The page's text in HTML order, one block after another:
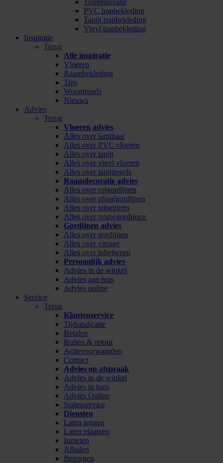
Traprenovatie
PVC trapbekleding
Tapijt trapbekleding
Vinyl trapbekleding
Inspiratie
Terug
Alle inspiratie
Vloeren
Raambekleding
Tips
Woontrends
Nieuws
Advies
Terug
Vloeren advies
Alles over laminaat
Alles over PVC vloeren
Alles over tapijt
Alles over vinyl vloeren
Alles over tapijttegels
Raamdecoratie advies
Alles over rolgordijnen
Alles over plisségordijnen
Alles over jaloezieën
Alles over vouwgordijnen
Gordijnen advies
Alles over gordijnen
Alles over vitrage
Alles over inbetween
Persoonlijk advies
Advies in de winkel
Advies aan huis
Advies online
Service
Terug
Klantenservice
Tijdsindicatie
Betalen
Ruilen & retour
Actievoorwaarden
Contact
Advies op afspraak
Advies in de winkel
Advies in huis
Advies Online
Stalenservice
Diensten
Laten leggen
Laten plaatsen
Inmeten
Afhalen
Bezorgen